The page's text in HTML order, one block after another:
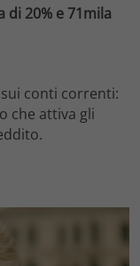
di 20% e 71mila
conti correnti:
che attiva gli